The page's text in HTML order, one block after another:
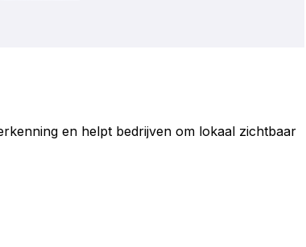
en helpt bedrijven om lokaal zichtbaar